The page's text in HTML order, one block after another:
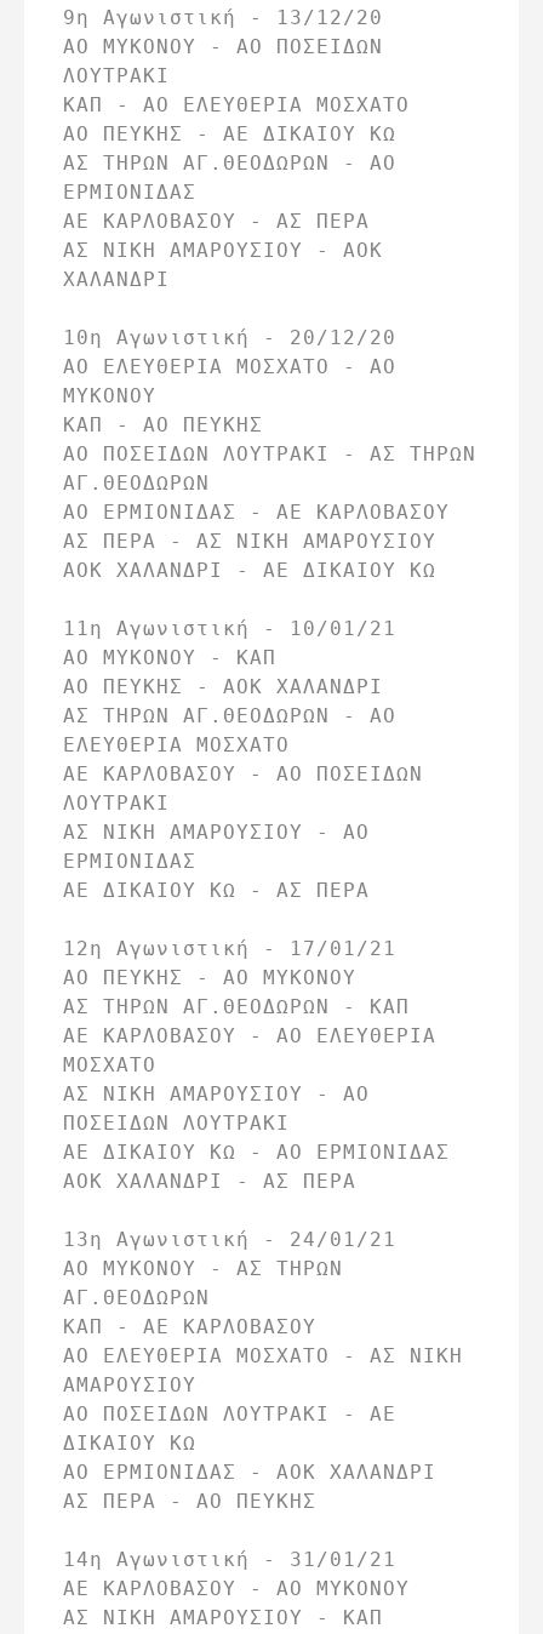
9η Αγωνιστική - 13/12/20
ΑΟ ΜΥΚΟΝΟΥ - ΑΟ ΠΟΣΕΙΔΩΝ
ΛΟΥΤΡΑΚΙ
ΚΑΠ - ΑΟ ΕΛΕΥΘΕΡΙΑ ΜΟΣΧΑΤΟ
ΑΟ ΠΕΥΚΗΣ - ΑΕ ΔΙΚΑΙΟΥ ΚΩ
ΑΣ ΤΗΡΩΝ ΑΓ.ΘΕΟΔΩΡΩΝ - ΑΟ
ΕΡΜΙΟΝΙΔΑΣ
ΑΕ ΚΑΡΛΟΒΑΣΟΥ - ΑΣ ΠΕΡΑ
ΑΣ ΝΙΚΗ ΑΜΑΡΟΥΣΙΟΥ - ΑΟΚ
ΧΑΛΑΝΔΡΙ
10η Αγωνιστική - 20/12/20
ΑΟ ΕΛΕΥΘΕΡΙΑ ΜΟΣΧΑΤΟ - ΑΟ
ΜΥΚΟΝΟΥ
ΚΑΠ - ΑΟ ΠΕΥΚΗΣ
ΑΟ ΠΟΣΕΙΔΩΝ ΛΟΥΤΡΑΚΙ - ΑΣ ΤΗΡΩΝ
ΑΓ.ΘΕΟΔΩΡΩΝ
ΑΟ ΕΡΜΙΟΝΙΔΑΣ - ΑΕ ΚΑΡΛΟΒΑΣΟΥ
ΑΣ ΠΕΡΑ - ΑΣ ΝΙΚΗ ΑΜΑΡΟΥΣΙΟΥ
ΑΟΚ ΧΑΛΑΝΔΡΙ - ΑΕ ΔΙΚΑΙΟΥ ΚΩ
11η Αγωνιστική - 10/01/21
ΑΟ ΜΥΚΟΝΟΥ - ΚΑΠ
ΑΟ ΠΕΥΚΗΣ - ΑΟΚ ΧΑΛΑΝΔΡΙ
ΑΣ ΤΗΡΩΝ ΑΓ.ΘΕΟΔΩΡΩΝ - ΑΟ
ΕΛΕΥΘΕΡΙΑ ΜΟΣΧΑΤΟ
ΑΕ ΚΑΡΛΟΒΑΣΟΥ - ΑΟ ΠΟΣΕΙΔΩΝ
ΛΟΥΤΡΑΚΙ
ΑΣ ΝΙΚΗ ΑΜΑΡΟΥΣΙΟΥ - ΑΟ
ΕΡΜΙΟΝΙΔΑΣ
ΑΕ ΔΙΚΑΙΟΥ ΚΩ - ΑΣ ΠΕΡΑ
12η Αγωνιστική - 17/01/21
ΑΟ ΠΕΥΚΗΣ - ΑΟ ΜΥΚΟΝΟΥ
ΑΣ ΤΗΡΩΝ ΑΓ.ΘΕΟΔΩΡΩΝ - ΚΑΠ
ΑΕ ΚΑΡΛΟΒΑΣΟΥ - ΑΟ ΕΛΕΥΘΕΡΙΑ
ΜΟΣΧΑΤΟ
ΑΣ ΝΙΚΗ ΑΜΑΡΟΥΣΙΟΥ - ΑΟ
ΠΟΣΕΙΔΩΝ ΛΟΥΤΡΑΚΙ
ΑΕ ΔΙΚΑΙΟΥ ΚΩ - ΑΟ ΕΡΜΙΟΝΙΔΑΣ
ΑΟΚ ΧΑΛΑΝΔΡΙ - ΑΣ ΠΕΡΑ
13η Αγωνιστική - 24/01/21
ΑΟ ΜΥΚΟΝΟΥ - ΑΣ ΤΗΡΩΝ
ΑΓ.ΘΕΟΔΩΡΩΝ
ΚΑΠ - ΑΕ ΚΑΡΛΟΒΑΣΟΥ
ΑΟ ΕΛΕΥΘΕΡΙΑ ΜΟΣΧΑΤΟ - ΑΣ ΝΙΚΗ
ΑΜΑΡΟΥΣΙΟΥ
ΑΟ ΠΟΣΕΙΔΩΝ ΛΟΥΤΡΑΚΙ - ΑΕ
ΔΙΚΑΙΟΥ ΚΩ
ΑΟ ΕΡΜΙΟΝΙΔΑΣ - ΑΟΚ ΧΑΛΑΝΔΡΙ
ΑΣ ΠΕΡΑ - ΑΟ ΠΕΥΚΗΣ
14η Αγωνιστική - 31/01/21
ΑΕ ΚΑΡΛΟΒΑΣΟΥ - ΑΟ ΜΥΚΟΝΟΥ
ΑΣ ΝΙΚΗ ΑΜΑΡΟΥΣΙΟΥ - ΚΑΠ